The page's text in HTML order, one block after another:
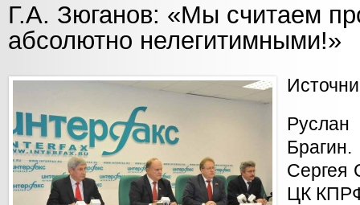
Г.А. Зюганов: «Мы считаем
абсолютно нелегитимными!»
Сергея
ЦК